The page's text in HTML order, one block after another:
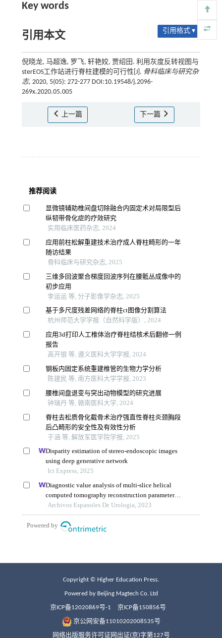
Key words
引用本文 引用格式 ▾
倪晓龙, 马超逸, 罗飞, 轩艳姣, 贾绍田. 利用灰度反转视图与
sterEOS工作站进行脊柱建模的可行性[J]. 骨科临床与研究杂
志, 2020, 5(05): 272-277 DOI:10.19548/j.2096-
269x.2020.05.005
上一篇 下一篇
Copyright © Higher Education Press.
Powered by Beijing Magtech Co. Ltd
京ICP备12020869号-1 京ICP备150856号
京公网安备11010202008535号
网络出版服务许可证网出证(京)字第127号